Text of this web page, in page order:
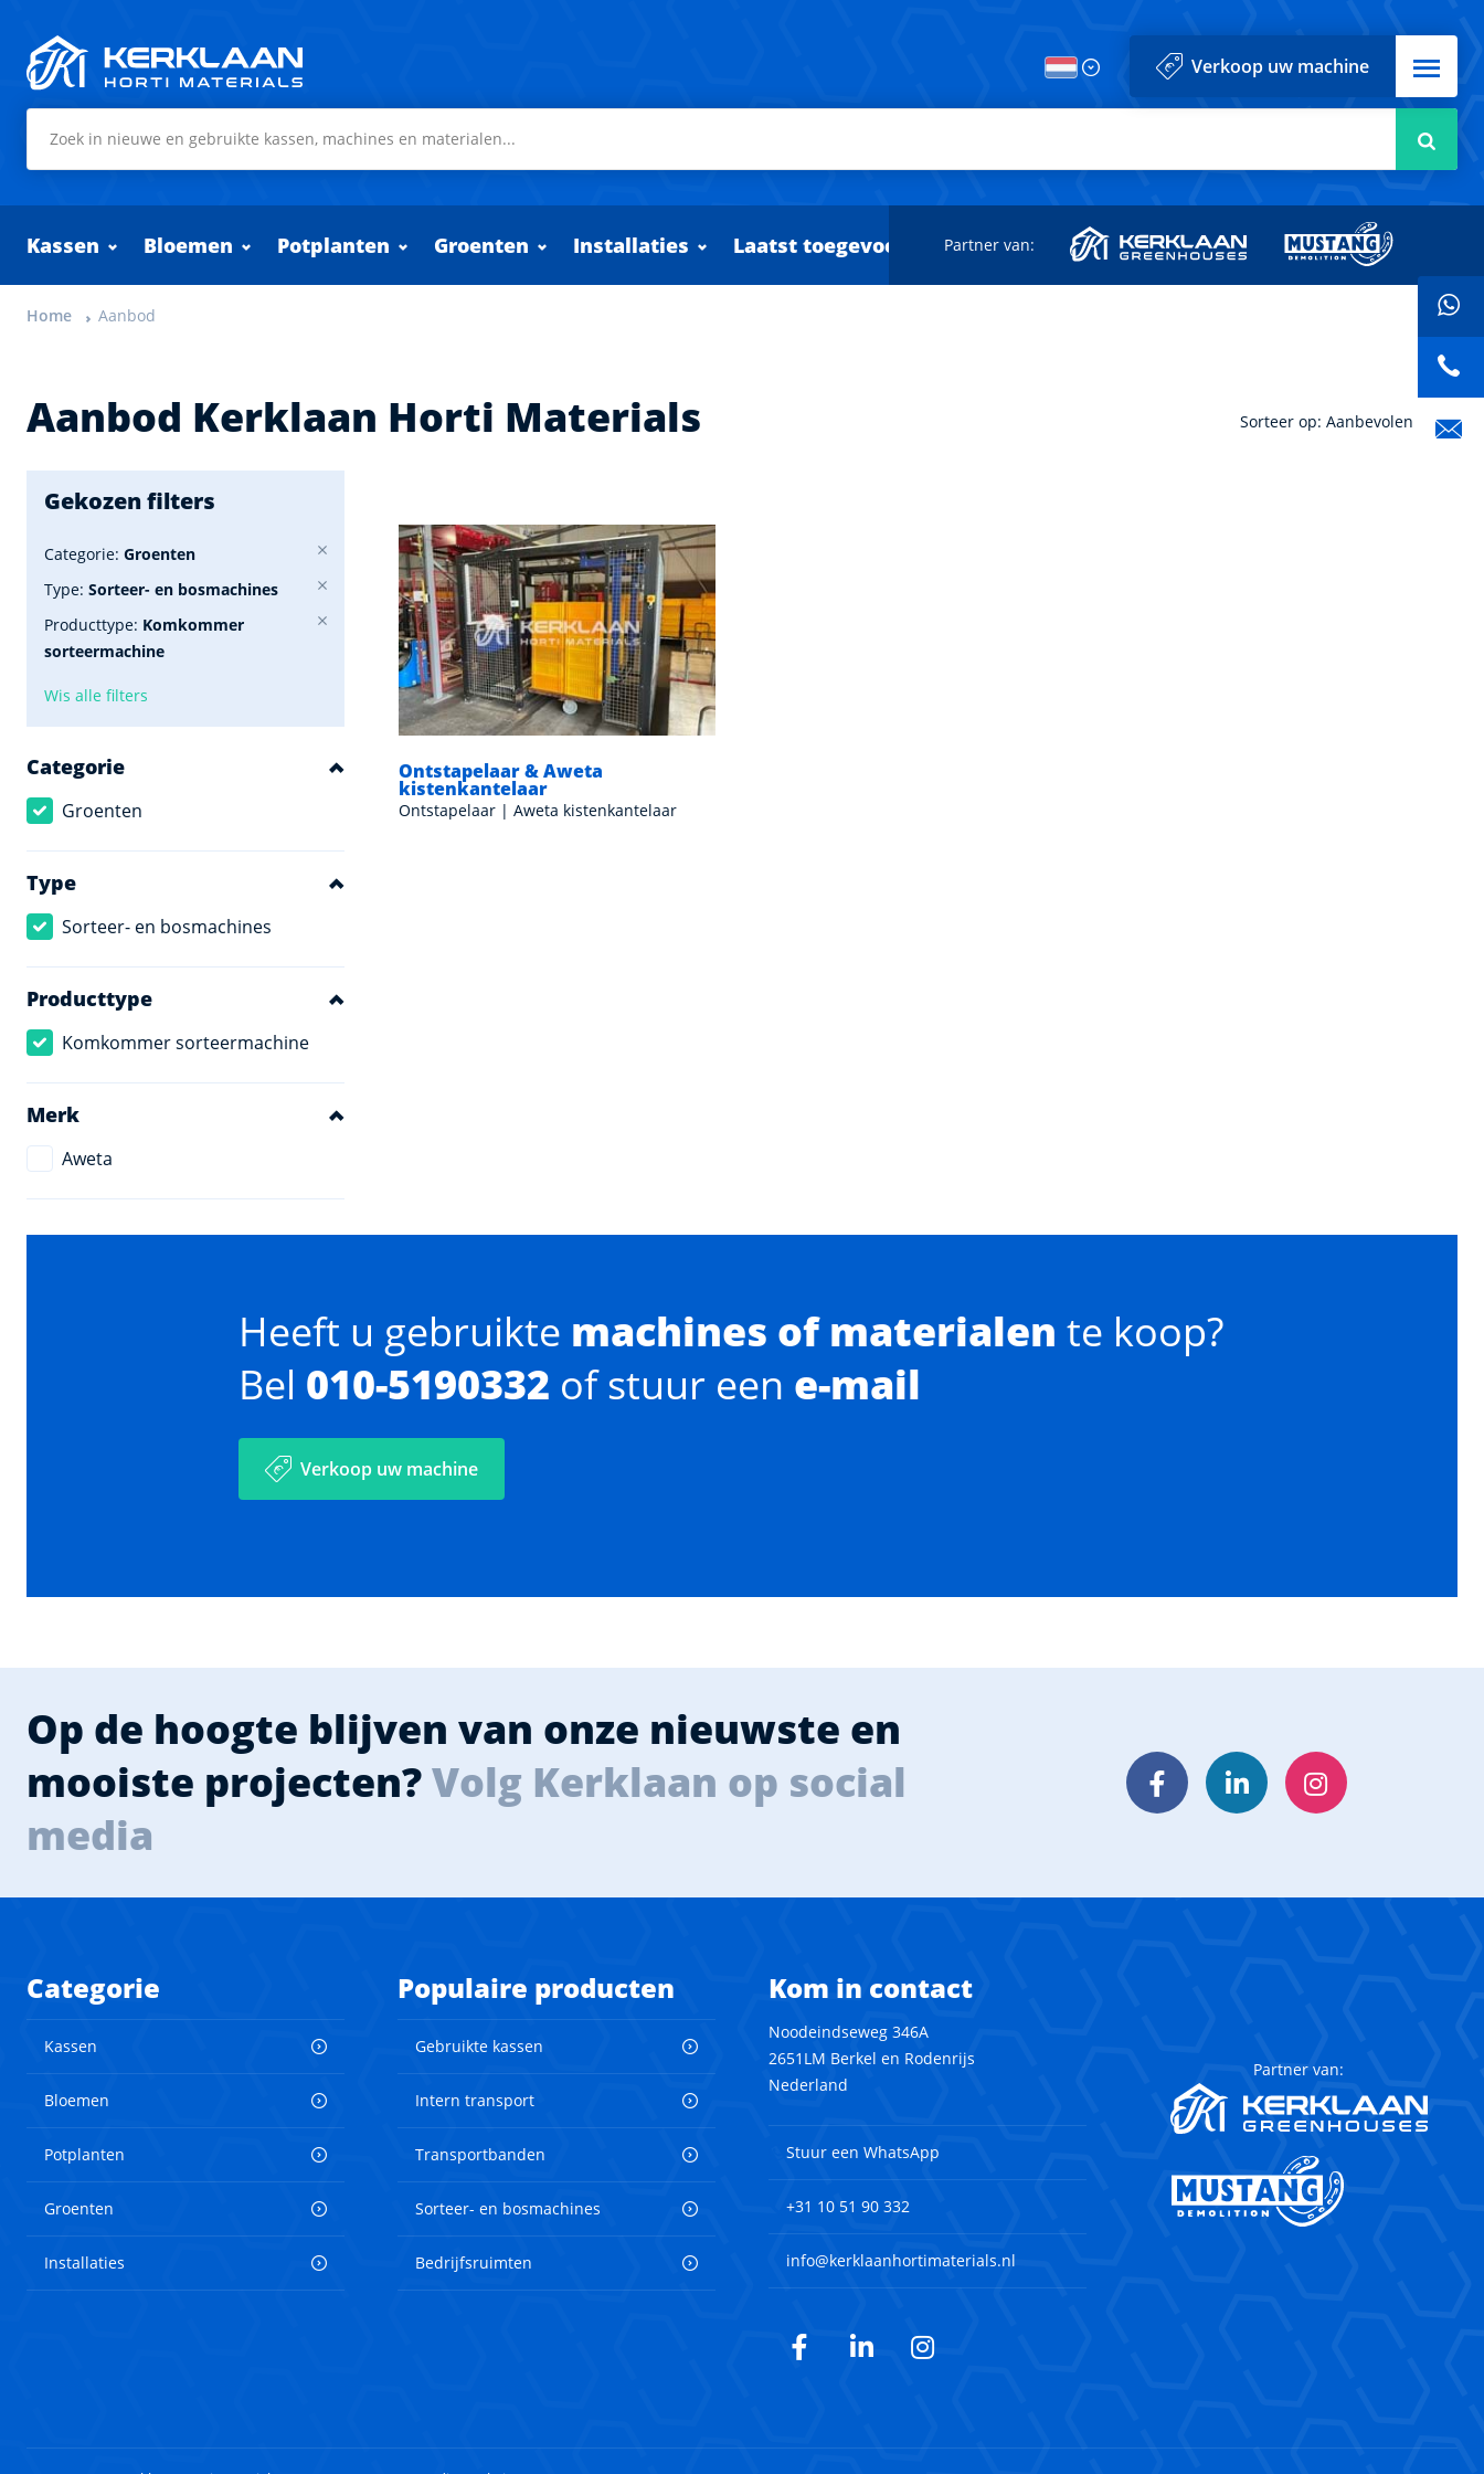
Verkoop uw machine Menu
Kassen Bloemen Potplanten Groenten Installaties Laatst toegevoegd Partner van:
Home Aanbod
Aanbod Kerklaan Horti Materials Sorteer op: Aanbevolen
Gekozen filters
Categorie: Groenten
Type: Sorteer- en bosmachines
Producttype: Komkommer
sorteermachine
Wis alle filters
Categorie
Groenten
Type
Sorteer- en bosmachines
Producttype
Komkommer sorteermachine
Merk
Aweta
Ontstapelaar & Aweta
kistenkantelaar
Ontstapelaar | Aweta kistenkantelaar
Heeft u gebruikte machines of materialen te koop?
Bel 010-5190332 of stuur een e-mail
Verkoop uw machine
Op de hoogte blijven van onze nieuwste en
mooiste projecten?Volg Kerklaan op social
media
FacebookLinkedInInstagram
Categorie
Kassen
Bloemen
Potplanten
Groenten
Installaties
Populaire producten
Gebruikte kassen
Intern transport
Transportbanden
Sorteer- en bosmachines
Bedrijfsruimten
Kom in contact
Noodeindseweg 346A
2651LM Berkel en Rodenrijs
Nederland
Stuur een WhatsApp
+31 10 51 90 332
info@kerklaanhortimaterials.nl
Facebook
LinkedInInstagram
Partner van: